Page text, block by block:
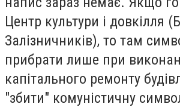
Центр культури і довкілля
Залізничників), то там
прибрати лише при
капітального ремонту
"збити" комуністичну